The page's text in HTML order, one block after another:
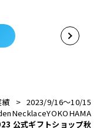
績 > 2023/9/16～10/15
公式ギフトショップ秋